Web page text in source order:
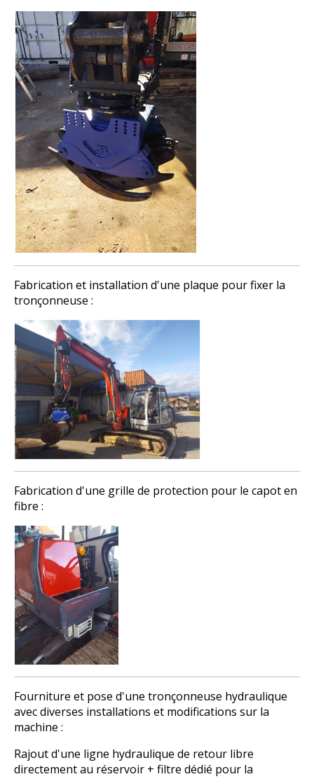
Fabrication et installation d'une plaque pour fixer la
tronçonneuse :
Fabrication d'une grille de protection pour le capot en
fibre :
Fourniture et pose d'une tronçonneuse hydraulique
avec diverses installations et modifications sur la
machine :
Rajout d'une ligne hydraulique de retour libre
directement au réservoir + filtre dédié pour la